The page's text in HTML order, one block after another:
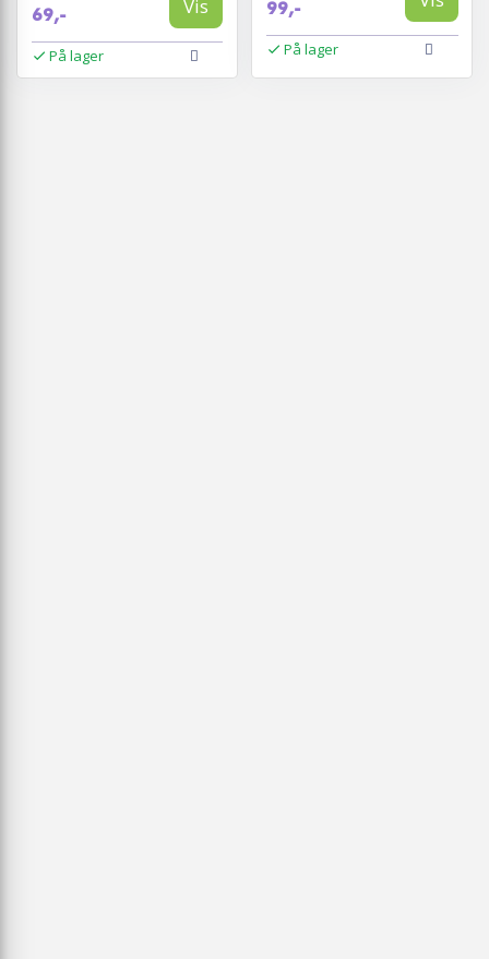
69,- Vis
På lager
99,-
På lager